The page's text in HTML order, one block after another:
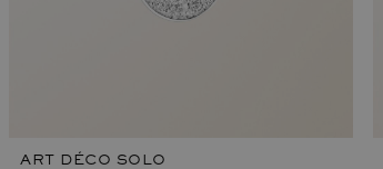
ART DÉCO SOLO